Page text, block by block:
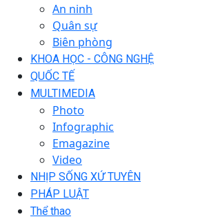
An ninh
Quân sự
Biên phòng
KHOA HỌC - CÔNG NGHỆ
QUỐC TẾ
MULTIMEDIA
Photo
Infographic
Emagazine
Video
NHỊP SỐNG XỨ TUYÊN
PHÁP LUẬT
Thể thao